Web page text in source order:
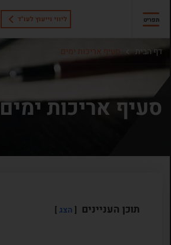
ליווי וייעוץ לעו"ד תפריט
דף הבית סעיף אריכות ימים
סעיף אריכות ימים
תוכן העניינים הצג